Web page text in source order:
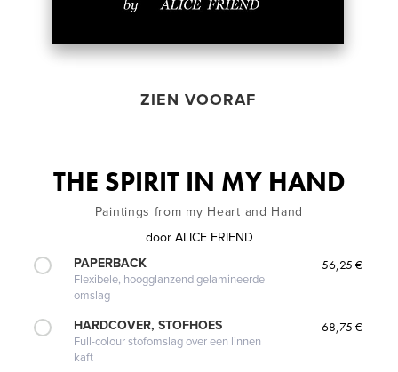
ZIEN VOORAF
THE SPIRIT IN MY HAND
Paintings from my Heart and Hand
door ALICE FRIEND
PAPERBACK
Flexibele, hoogglanzend gelamineerde
omslag
56,25 €
HARDCOVER, STOFHOES
Full-colour stofomslag over een linnen
kaft
68,75 €